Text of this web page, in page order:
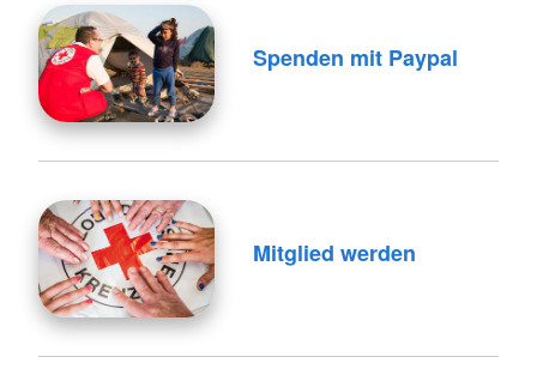
Spenden mit Paypal
Mitglied werden